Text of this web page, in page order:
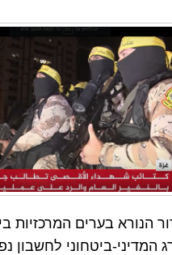
הנורא בערים המרכזיות
המדיני-ביטחוני לחשבון